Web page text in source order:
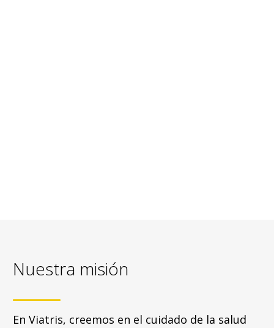
Nuestra misión
En Viatris, creemos en el cuidado de la salud